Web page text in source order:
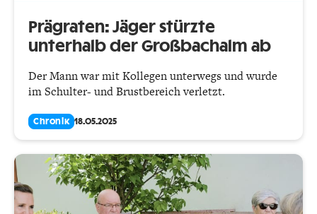
Prägraten: Jäger stürzte
unterhalb der Großbachalm ab
Der Mann war mit Kollegen unterwegs und wurde
im Schulter- und Brustbereich verletzt.
Chronik 18.05.2025